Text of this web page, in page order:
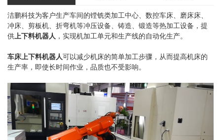
洁鹏科技为客户生产车间的镗铣类加工中心、数控车床、磨床床、
冲床、剪板机、折弯机等冲压设备、铸造、锻造等热加工设备，提
供上下料机器人 ，实现机加工单元和生产线的自动化生产。
车床上下料机器人可以减少机床的简单加工步骤，从而提高机床的
生产率，即使长时间作业，品质也不受影响。